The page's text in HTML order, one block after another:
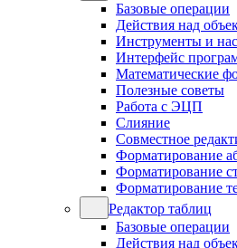
Базовые операции
Действия над
Инструменты и
Интерфейс
Математические
Полезные советы
Работа с ЭЦП
Слияние
Совместное
Форматирование
Форматирование
Форматирование
Редактор таблиц
Базовые операции
Действия над